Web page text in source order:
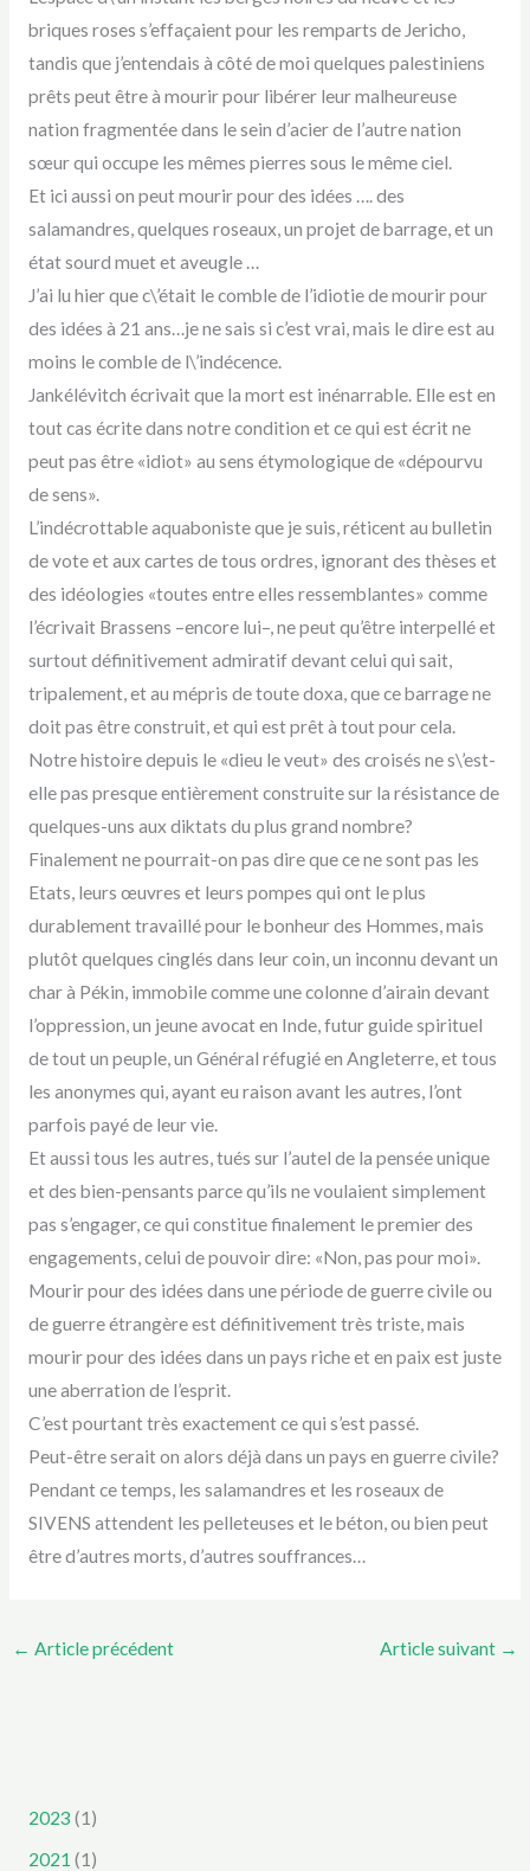
briques roses s’effaçaient pour les remparts de Jericho,
tandis que j’entendais à côté de moi quelques palestiniens
prêts peut être à mourir pour libérer leur malheureuse
nation fragmentée dans le sein d’acier de l’autre nation
sœur qui occupe les mêmes pierres sous le même ciel.
Et ici aussi on peut mourir pour des idées …. des
salamandres, quelques roseaux, un projet de barrage, et un
état sourd muet et aveugle …
J’ai lu hier que c\’était le comble de l’idiotie de mourir pour
des idées à 21 ans…je ne sais si c’est vrai, mais le dire est au
moins le comble de l\’indécence.
Jankélévitch écrivait que la mort est inénarrable. Elle est en
tout cas écrite dans notre condition et ce qui est écrit ne
peut pas être «idiot» au sens étymologique de «dépourvu
de sens».
L’indécrottable aquaboniste que je suis, réticent au bulletin
de vote et aux cartes de tous ordres, ignorant des thèses et
des idéologies «toutes entre elles ressemblantes» comme
l’écrivait Brassens –encore lui–, ne peut qu’être interpellé et
surtout définitivement admiratif devant celui qui sait,
tripalement, et au mépris de toute doxa, que ce barrage ne
doit pas être construit, et qui est prêt à tout pour cela.
Notre histoire depuis le «dieu le veut» des croisés ne s\’est-
elle pas presque entièrement construite sur la résistance de
quelques-uns aux diktats du plus grand nombre?
Finalement ne pourrait-on pas dire que ce ne sont pas les
Etats, leurs œuvres et leurs pompes qui ont le plus
durablement travaillé pour le bonheur des Hommes, mais
plutôt quelques cinglés dans leur coin, un inconnu devant un
char à Pékin, immobile comme une colonne d’airain devant
l’oppression, un jeune avocat en Inde, futur guide spirituel
de tout un peuple, un Général réfugié en Angleterre, et tous
les anonymes qui, ayant eu raison avant les autres, l’ont
parfois payé de leur vie.
Et aussi tous les autres, tués sur l’autel de la pensée unique
et des bien-pensants parce qu’ils ne voulaient simplement
pas s’engager, ce qui constitue finalement le premier des
engagements, celui de pouvoir dire: «Non, pas pour moi».
Mourir pour des idées dans une période de guerre civile ou
de guerre étrangère est définitivement très triste, mais
mourir pour des idées dans un pays riche et en paix est juste
une aberration de l’esprit.
C’est pourtant très exactement ce qui s’est passé.
Peut-être serait on alors déjà dans un pays en guerre civile?
Pendant ce temps, les salamandres et les roseaux de
SIVENS attendent les pelleteuses et le béton, ou bien peut
être d’autres morts, d’autres souffrances…
← Article précédent Article suivant →
2023 (1)
2021 (1)